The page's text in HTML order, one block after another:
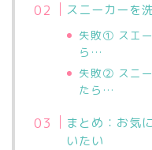
スニーカーを
失敗① スエ
ら…
失敗② スニ
たら…
まとめ：お気
いたい